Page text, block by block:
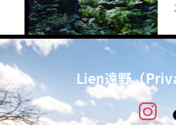
2026.06.26
Lien遠野（